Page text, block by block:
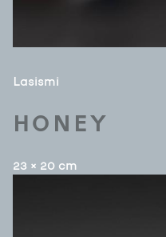
Lasismi
HONEY
23 × 20 cm